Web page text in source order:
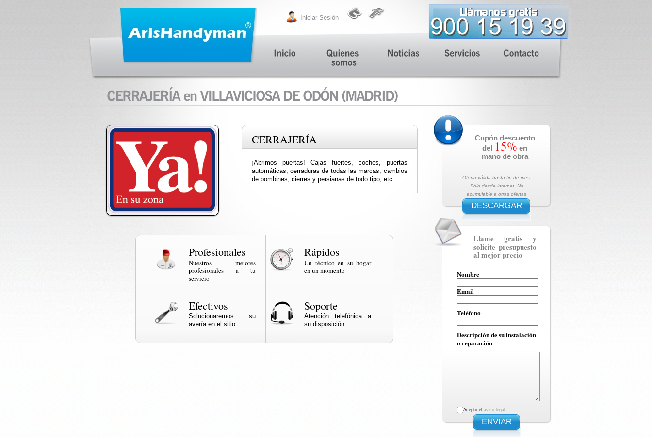
Iniciar Sesión
CERRAJERÍA
¡Abrimos puertas! Cajas fuertes, coches, puertas
automáticas, cerraduras de todas las marcas, cambios
de bombines, cierres y persianas de todo tipo, etc.
Profesionales
Nuestros mejores
profesionales a tu
servicio
Rápidos
Un técnico en su hogar
en un momento
Efectivos
Solucionaremos su
avería en el sitio
Soporte
Atención telefónica a
su disposición
Cupón descuento
del 15% en
mano de obra
Oferta válida hasta fin de mes.
Sólo desde internet. No
acumulable a otras ofertas
DESCARGAR
Llame gratis y
solicite presupuesto
al mejor precio
Nombre
Email
Teléfono
Descripción de su instalación
o reparación
Acepto el aviso legal
ENVIAR